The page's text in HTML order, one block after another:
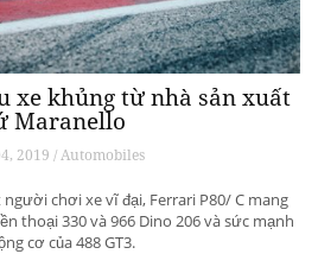
xe khủng từ ​​nhà sản xuất
Maranello
2019 / Automobiles
chơi xe vĩ đại, Ferrari P80/ C mang
thoại 330 và 966 Dino 206 và sức mạnh
cơ của 488 GT3.